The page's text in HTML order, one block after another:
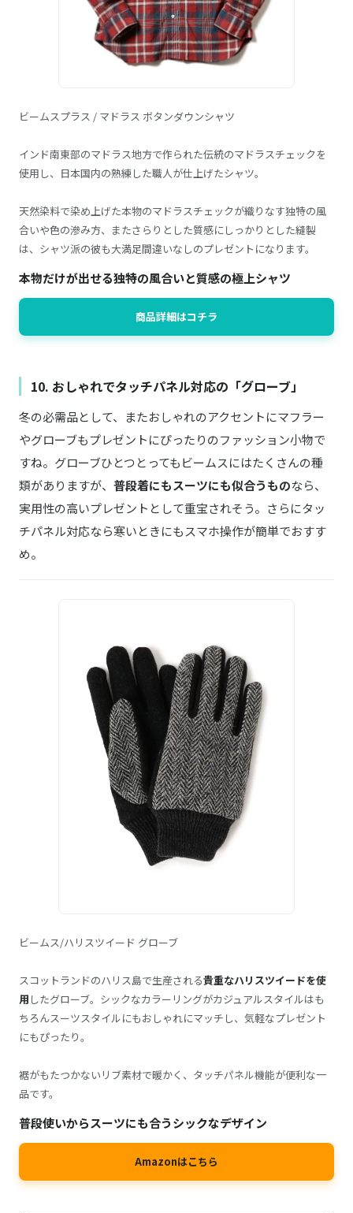
ビームスプラス / マドラス ボタンダウンシャツ
インド南東部のマドラス地方で作られた伝統のマドラスチェックを
使用し、日本国内の熟練した職人が仕上げたシャツ。
天然染料で染め上げた本物のマドラスチェックが織りなす独特の風
合いや色の滲み方、またさらりとした質感にしっかりとした縫製
は、シャツ派の彼も大満足間違いなしのプレゼントになります。
本物だけが出せる独特の風合いと質感の極上シャツ
商品詳細はコチラ
10. おしゃれでタッチパネル対応の「グローブ」
冬の必需品として、またおしゃれのアクセントにマフラー
やグローブもプレゼントにぴったりのファッション小物で
すね。グローブひとつとってもビームスにはたくさんの種
類がありますが、 普段着にもスーツにも似合うものなら、
実用性の高いプレゼントとして重宝されそう。さらにタッ
チパネル対応なら寒いときにもスマホ操作が簡単でおすす
め。
ビームス/ハリスツイード グローブ
スコットランドのハリス島で生産される貴重なハリスツイードを使
用 したグローブ。シックなカラーリングがカジュアルスタイルはも
ちろんスーツスタイルにもおしゃれにマッチし、気軽なプレゼント
にもぴったり。
裾がもたつかないリブ素材で暖かく、タッチパネル機能が便利な一
品です。
普段使いからスーツにも合うシックなデザイン
Amazonはこちら